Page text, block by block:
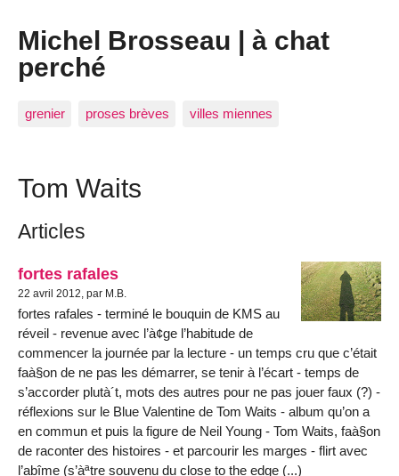
Michel Brosseau | à chat
perché
grenier proses brèves villes miennes
Tom Waits
Articles
fortes rafales
22 avril 2012, par M.B.
fortes rafales - terminé le bouquin de KMS au
réveil - revenue avec l’à¢ge l’habitude de
commencer la journée par la lecture - un temps cru que c’était
faà§on de ne pas les démarrer, se tenir à l’écart - temps de
s’accorder plutà´t, mots des autres pour ne pas jouer faux (?) -
réflexions sur le Blue Valentine de Tom Waits - album qu’on a
en commun et puis la figure de Neil Young - Tom Waits, faà§on
de raconter des histoires - et parcourir les marges - flirt avec
l’abîme (s’àªtre souvenu du close to the edge (...)